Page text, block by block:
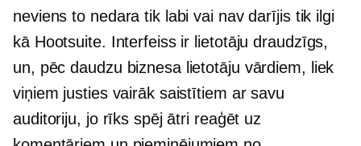
neviens to nedara tik labi vai nav darījis tik ilgi
kā Hootsuite. Interfeiss ir lietotāju draudzīgs,
un, pēc daudzu biznesa lietotāju vārdiem, liek
viņiem justies vairāk saistītiem ar savu
auditoriju, jo rīks spēj ātri reaģēt uz